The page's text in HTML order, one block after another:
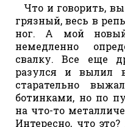
Что и говорить,
грязный, весь в
ног. А мой
немедленно
свалку. Все еще
разулся и вылил
старательно
ботинками, но по
на что-то
Интересно, что